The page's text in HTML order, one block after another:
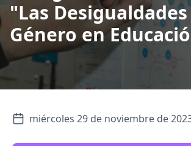
"Las
Género en
miércoles 29 de noviembre de